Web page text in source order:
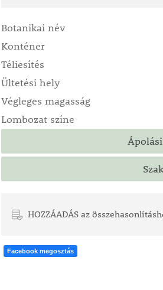
Botanikai név
Konténer
Téliesítés
Ültetési hely
Végleges magasság
Lombozat színe
HOZZÁADÁS az
Facebook megosztás